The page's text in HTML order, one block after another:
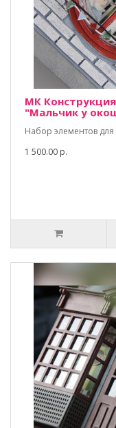
МК
"Мальчик у
Набор элементов для
1 500.00 р.